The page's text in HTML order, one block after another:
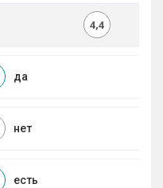
4,4
да
нет
есть